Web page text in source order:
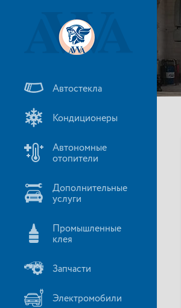
Автостекла
Кондиционеры
Автономные
отопители
Дополнительные
услуги
Промышленные
клея
Запчасти
Электромобили